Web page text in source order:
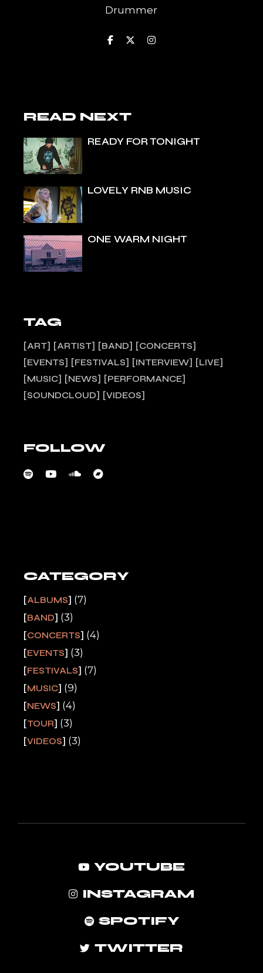
Drummer
READ NEXT
READY FOR TONIGHT
LOVELY RNB MUSIC
ONE WARM NIGHT
TAG
ART ARTIST BAND
CONCERTS
EVENTS
FESTIVALS INTERVIEW
LIVE
MUSIC
NEWS
PERFORMANCE
SOUNDCLOUD
VIDEOS
FOLLOW
CATEGORY
ALBUMS (7)
BAND (3)
CONCERTS (4)
EVENTS (3)
FESTIVALS (7)
MUSIC (9)
NEWS (4)
TOUR (3)
VIDEOS (3)
YOUTUBE
INSTAGRAM
SPOTIFY
TWITTER